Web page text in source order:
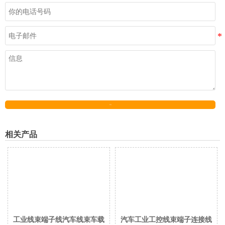
相关产品
工业线束端子线汽车线束车载 汽车工业工控线束端子连接线